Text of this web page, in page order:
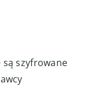
są szyfrowane